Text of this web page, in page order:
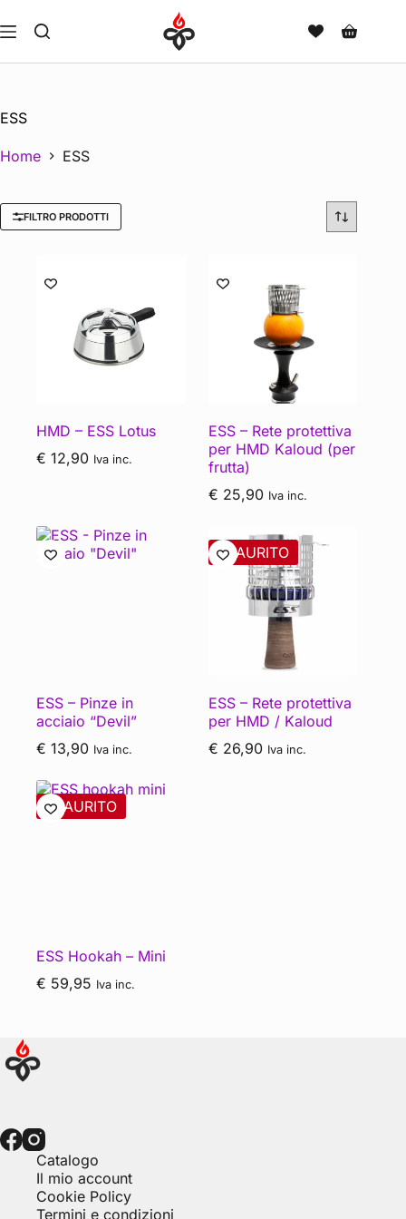
ESS
Home ESS
FILTRO PRODOTTI
HMD – ESS Lotus
€ 12,90 Iva inc.
ESS – Rete protettiva
per HMD Kaloud (per
frutta)
€ 25,90 Iva inc.
ESS – Pinze in
acciaio “Devil”
€ 13,90 Iva inc.
ESAURITO
ESS – Rete protettiva
per HMD / Kaloud
€ 26,90 Iva inc.
ESAURITO
ESS Hookah – Mini
€ 59,95 Iva inc.
Catalogo
Il mio account
Cookie Policy
Termini e condizioni